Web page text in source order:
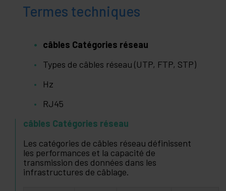
Termes techniques
câbles Catégories réseau
Types de câbles réseau (UTP, FTP, STP)
Hz
RJ45
câbles Catégories réseau
Les catégories de câbles réseau définissent
les performances et la capacité de
transmission des données dans les
infrastructures de câblage.